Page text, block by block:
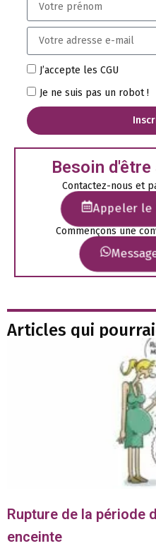
J’accepte les CGU
Je ne suis pas un robot !
Besoin d'être
Contactez-nous et
Appeler le
Commençons une
Articles qui
Rupture de la période
enceinte